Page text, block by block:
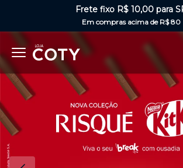
Frete fixo R$ 10,00 para
Em compras acima de R$ 80